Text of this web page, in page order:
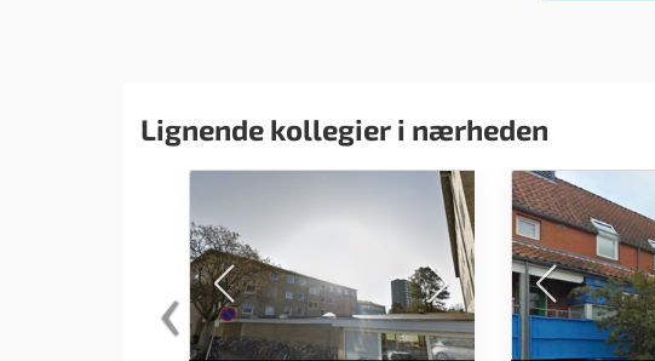
Lignende kollegier i nærheden
‹